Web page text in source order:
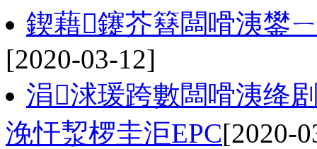
鍥藉鑳芥簮闆嗗洟鐢
[2020-03-12]
涓浗瑗跨數闆嗗洟绛
浼忓洯椤圭洰EPC[2020-